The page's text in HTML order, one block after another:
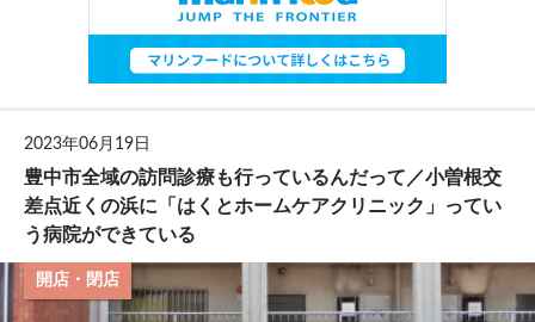
2023年06月19日
豊中市全域の訪問診療も行っているんだって／小曽根交
差点近くの浜に「はくとホームケアクリニック」ってい
う病院ができている
開店・閉店